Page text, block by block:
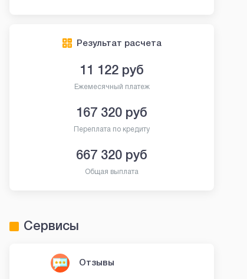
Результат расчета
11 122 руб
Ежемесячный платеж
167 320 руб
Переплата по кредиту
667 320 руб
Общая выплата
Сервисы
Отзывы